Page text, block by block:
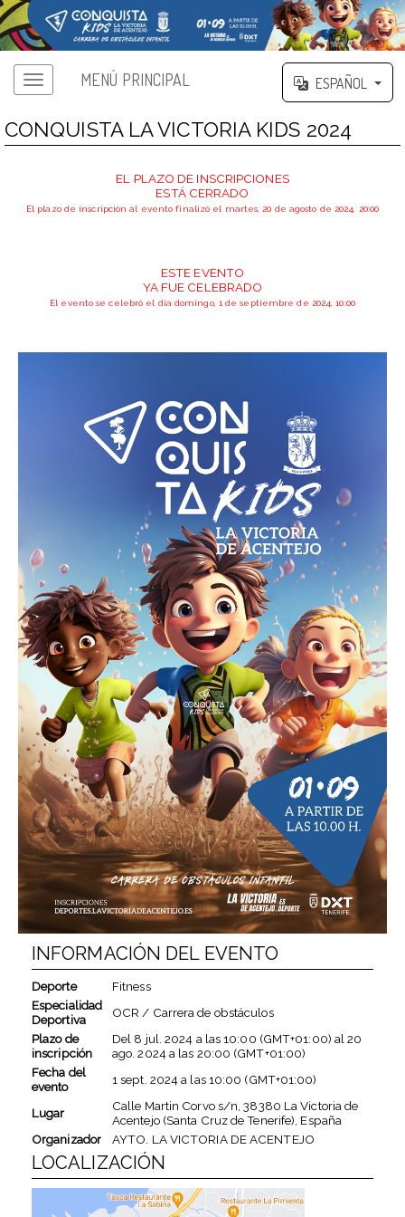
MENÚ PRINCIPAL ESPAÑOL
CONQUISTA LA VICTORIA KIDS 2024
EL PLAZO DE INSCRIPCIONES
ESTÁ CERRADO
El plazo de inscripción al evento finalizó el martes, 20 de agosto de 2024, 20:00
ESTE EVENTO
YA FUE CELEBRADO
El evento se celebró el día domingo, 1 de septiembre de 2024, 10:00
INFORMACIÓN DEL EVENTO
Deporte
Fitness
Especialidad
Deportiva
OCR / Carrera de obstáculos
Plazo de
inscripción
Del 8 jul. 2024 a las10:00 (GMT+01:00) al20
ago. 2024a las 20:00 (GMT+01:00)
Fecha del
evento
1 sept. 2024a las10:00 (GMT+01:00)
Lugar
Calle Martin Corvo s/n, 38380 La Victoria de
Acentejo (Santa Cruz de Tenerife), España
Organizador
AYTO. LA VICTORIA DE ACENTEJO
LOCALIZACIÓN